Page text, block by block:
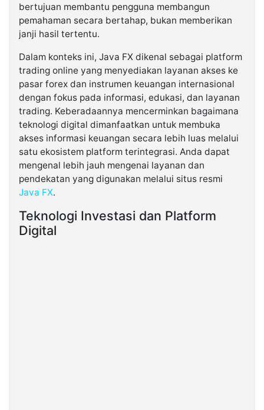
bertujuan membantu pengguna membangun
pemahaman secara bertahap, bukan memberikan
janji hasil tertentu.
Dalam konteks ini, Java FX dikenal sebagai platform
trading online yang menyediakan layanan akses ke
pasar forex dan instrumen keuangan internasional
dengan fokus pada informasi, edukasi, dan layanan
trading. Keberadaannya mencerminkan bagaimana
teknologi digital dimanfaatkan untuk membuka
akses informasi keuangan secara lebih luas melalui
satu ekosistem platform terintegrasi. Anda dapat
mengenal lebih jauh mengenai layanan dan
pendekatan yang digunakan melalui situs resmi
Java FX.
Teknologi Investasi dan Platform
Digital